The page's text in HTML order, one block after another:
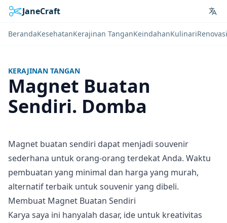
JaneCraft
BerandaKesehatanKerajinan TanganKeindahanKulinariRenovasi
KERAJINAN TANGAN
Magnet Buatan
Sendiri. Domba
Magnet buatan sendiri dapat menjadi souvenir
sederhana untuk orang-orang terdekat Anda. Waktu
pembuatan yang minimal dan harga yang murah,
alternatif terbaik untuk souvenir yang dibeli.
Membuat Magnet Buatan Sendiri
Karya saya ini hanyalah dasar, ide untuk kreativitas